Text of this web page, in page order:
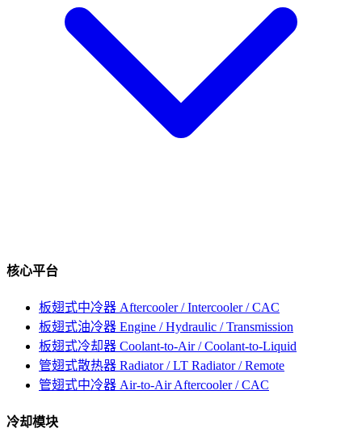
核心平台
板翅式中冷器 Aftercooler / Intercooler / CAC
板翅式油冷器 Engine / Hydraulic / Transmission
板翅式冷却器 Coolant-to-Air / Coolant-to-Liquid
管翅式散热器 Radiator / LT Radiator / Remote
管翅式中冷器 Air-to-Air Aftercooler / CAC
冷却模块